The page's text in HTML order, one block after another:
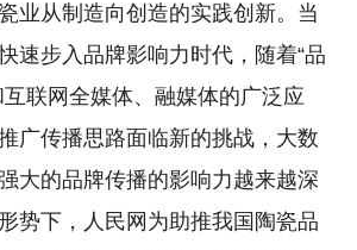
业从制造向创造的实践创新。当
速步入品牌影响力时代，随着“品
互联网全媒体、融媒体的广泛应
广传播思路面临新的挑战，大数
大的品牌传播的影响力越来越深
势下，人民网为助推我国陶瓷品